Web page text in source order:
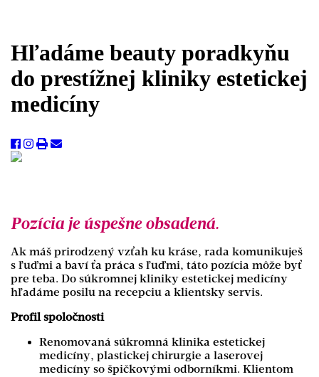
Hľadáme beauty poradkyňu
do prestížnej kliniky estetickej
medicíny
Pozícia je úspešne obsadená.
Ak máš prirodzený vzťah ku kráse, rada komunikuješ
s ľuďmi a baví ťa práca s ľuďmi, táto pozícia môže byť
pre teba. Do súkromnej kliniky estetickej medicíny
hľadáme posilu na recepciu a klientsky servis.
Profil spoločnosti
Renomovaná súkromná klinika estetickej
medicíny, plastickej chirurgie a laserovej
medicíny so špičkovými odborníkmi. Klientom